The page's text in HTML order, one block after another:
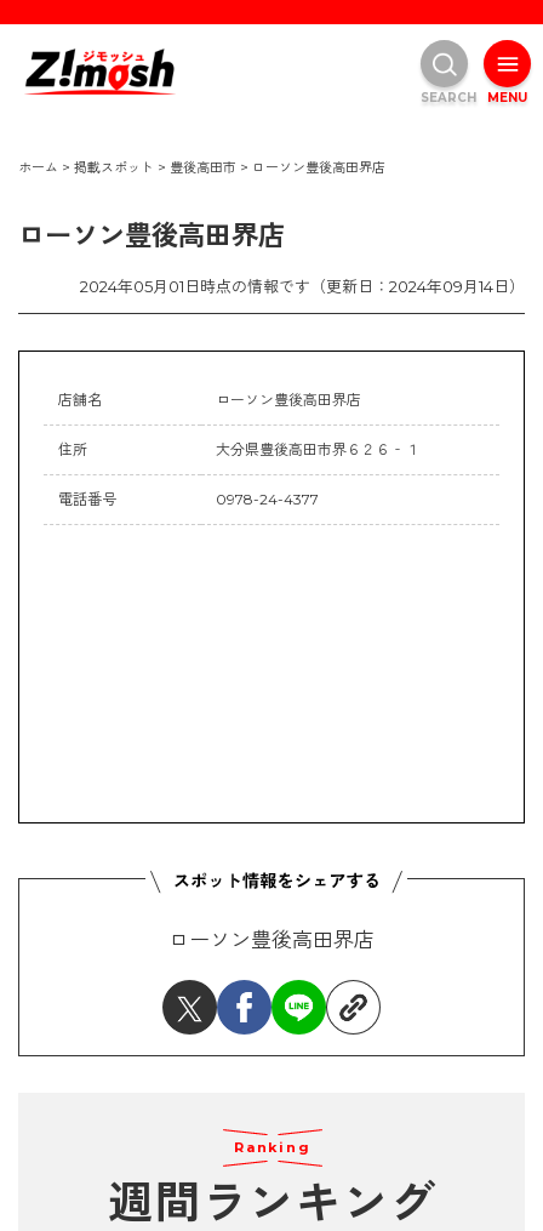
ホーム > 掲載スポット > 豊後高田市 > ローソン豊後高田界店
ローソン豊後高田界店
2024年05月01日時点の情報です（更新日：2024年09月14日）
店舗名 ローソン豊後高田界店
住所 大分県豊後高田市界６２６‐１
電話番号 0978-24-4377
ローソン豊後高田界店
Ranking
週間ランキング
MENU
SEARCH